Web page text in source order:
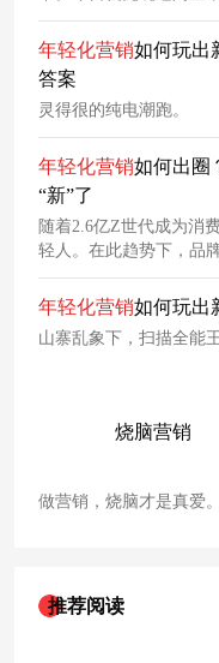
度，让用户们明白硝烟
年轻化营销如何玩出
答案
灵得很的纯电潮跑。
年轻化营销如何出圈
“新”了
随着2.6亿Z世代成为消
轻人。在此趋势下，品
样的玩法才能真正吸引并引爆Z
不少品牌也在年轻化
上表现突出的
热门剧情恋爱手游IP时
年轻化营销如何玩出
山寨乱象下，扫描全能
烧脑营销
做营销，烧脑才是真爱。
推荐阅读